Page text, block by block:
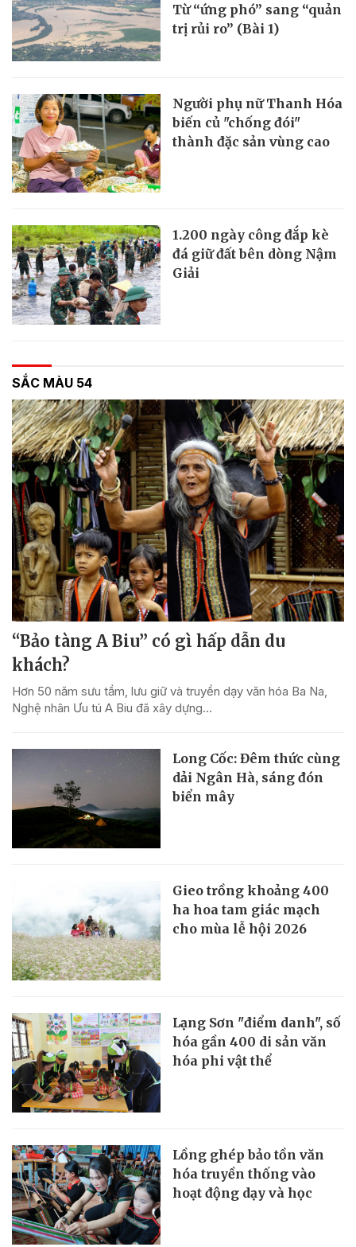
Từ “ứng phó” sang “quản
trị rủi ro” (Bài 1)
Người phụ nữ Thanh Hóa
biến củ "chống đói"
thành đặc sản vùng cao
1.200 ngày công đắp kè
đá giữ đất bên dòng Nậm
Giải
SẮC MÀU 54
“Bảo tàng A Biu” có gì hấp dẫn du
khách?
Hơn 50 năm sưu tầm, lưu giữ và truyền dạy văn hóa Ba Na,
Nghệ nhân Ưu tú A Biu đã xây dựng...
Long Cốc: Đêm thức cùng
dải Ngân Hà, sáng đón
biển mây
Gieo trồng khoảng 400
ha hoa tam giác mạch
cho mùa lễ hội 2026
Lạng Sơn "điểm danh", số
hóa gần 400 di sản văn
hóa phi vật thể
Lồng ghép bảo tồn văn
hóa truyền thống vào
hoạt động dạy và học